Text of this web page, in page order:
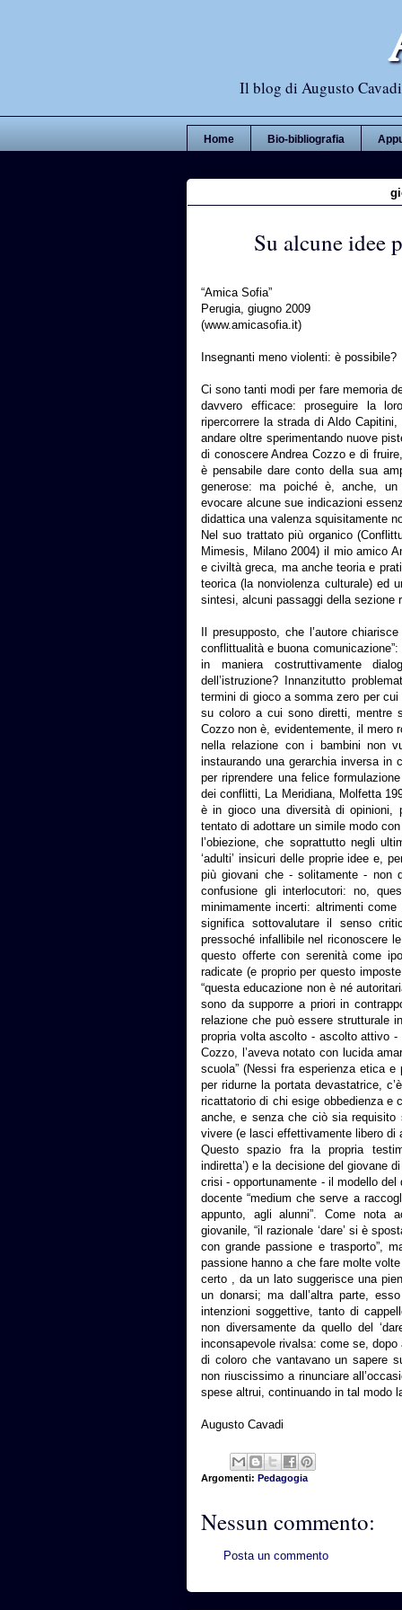
Il blog di Augusto
Home Bio-bibliografia
Su alcune idee
“Amica Sofia”
Perugia, giugno 2009
(www.amicasofia.it)
Insegnanti meno violenti: è possibile?
Ci sono tanti modi per fare memoria
davvero efficace: proseguire la
ripercorrere la strada di Aldo
andare oltre sperimentando nuove
di conoscere Andrea Cozzo e di
è pensabile dare conto della sua
generose: ma poiché è, anche, un
evocare alcune sue indicazioni
didattica una valenza squisitamente
Nel suo trattato più organico
Mimesis, Milano 2004) il mio amico
e civiltà greca, ma anche teoria e
teorica (la nonviolenza culturale) ed
sintesi, alcuni passaggi della sezione
Il presupposto, che l’autore
conflittualità e buona
in maniera costruttivamente
dell’istruzione? Innanzitutto
termini di gioco a somma zero per
su coloro a cui sono diretti, mentre
Cozzo non è, evidentemente, il mero
nella relazione con i bambini non
instaurando una gerarchia inversa in
per riprendere una felice
dei conflitti, La Meridiana, Molfetta
è in gioco una diversità di
tentato di adottare un simile modo
l’obiezione, che soprattutto negli
‘adulti’ insicuri delle proprie idee e,
più giovani che - solitamente - non
confusione gli interlocutori: no,
minimamente incerti: altrimenti
significa sottovalutare il senso
pressoché infallibile nel riconoscere
questo offerte con serenità come
radicate (e proprio per questo
“questa educazione non è né
sono da supporre a priori in
relazione che può essere strutturale
propria volta ascolto - ascolto attivo -
Cozzo, l’aveva notato con lucida
scuola” (Nessi fra esperienza etica
per ridurne la portata devastatrice,
ricattatorio di chi esige obbedienza e
anche, e senza che ciò sia requisito
vivere (e lasci effettivamente libero di
Questo spazio fra la propria
indiretta’) e la decisione del giovane
crisi - opportunamente - il modello
docente “medium che serve a
appunto, agli alunni”. Come nota
giovanile, “il razionale ‘dare’ si è
con grande passione e trasporto”,
passione hanno a che fare molte
certo , da un lato suggerisce una
un donarsi; ma dall’altra parte,
intenzioni soggettive, tanto di
non diversamente da quello del
inconsapevole rivalsa: come se,
di coloro che vantavano un sapere
non riuscissimo a rinunciare
spese altrui, continuando in tal modo
Augusto Cavadi
Argomenti: Pedagogia
Nessun commento:
Posta un commento